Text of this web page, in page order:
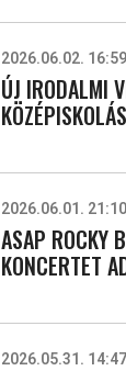
2026.06.02. 16:59
ÚJ IRODALMI
2026.06.01. 21:10
ASAP ROCKY
KONCERTET
2026.05.31. 14:47